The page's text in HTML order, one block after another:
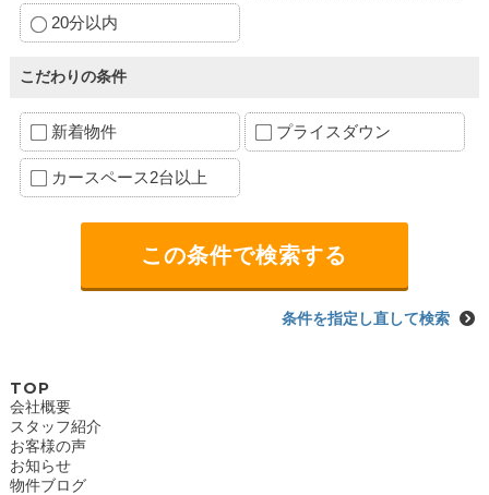
20分以内
こだわりの条件
新着物件 プライスダウン
カースペース2台以上
条件を指定し直して検索
TOP
会社概要
スタッフ紹介
お客様の声
お知らせ
物件ブログ